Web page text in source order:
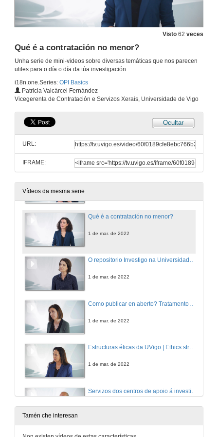
Visto 62 veces
Qué é a contratación no menor?
Unha serie de mini-videos sobre diversas temáticas que nos parecen
utiles para o día o día da túa investigación
i18n.one.Series: OPI Basics
Patricia Valcárcel Fernández
Vicegerenta de Contratación e Servizos Xerais, Universidade de Vigo
Ocultar
URL:
IFRAME:
Vídeos da mesma serie
1 de mar. de 2022
1 de mar. de 2022
1 de mar. de 2022
Variacións da subvención do meu proxecto
1 de mar. de 2022
Qué é a contratación menor?
Qué é a contratación no menor?
1 de mar. de 2022
O repositorio Investigo na Universidade de Vigo
1 de mar. de 2022
1 de mar. de 2022
Estructuras éticas da UVigo | Ethics structures at the UVigo
1 de mar. de 2022
1 de mar. de 2022
Tamén che interesan